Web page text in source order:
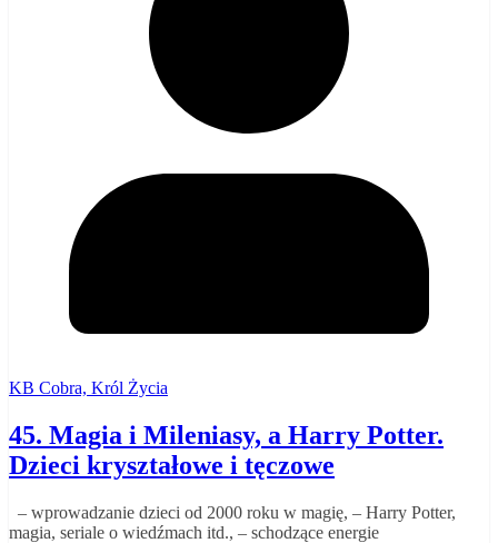
KB Cobra, Król Życia
45. Magia i Mileniasy, a Harry Potter.
Dzieci kryształowe i tęczowe
– wprowadzanie dzieci od 2000 roku w magię, – Harry Potter,
magia, seriale o wiedźmach itd., – schodzące energie